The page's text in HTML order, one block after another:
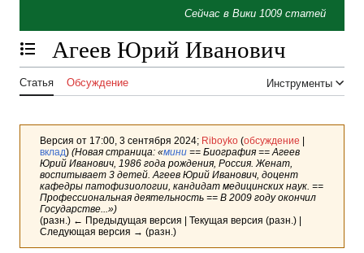
Сейчас в Вики 1009 статей
Отобразить/Скрыть содержание
Агеев Юрий Иванович
Статья Обсуждение Инструменты
Версия от 17:00, 3 сентября 2024; Riboyko (обсуждение |
вклад) (Новая страница: «мини == Биография == Агеев
Юрий Иванович, 1986 года рождения, Россия. Женат,
воспитывает 3 детей. Агеев Юрий Иванович, доцент
кафедры патофизиологии, кандидат медицинских наук. ==
Профессиональная деятельность == В 2009 году окончил
Государстве...»)
(разн.) ← Предыдущая версия | Текущая версия (разн.) |
Следующая версия → (разн.)